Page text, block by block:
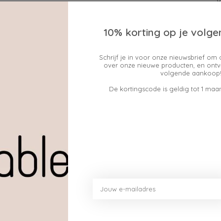
Geen producten
10% korting op je
Schrijf je in voor onze nieuwsbrief om
over onze nieuwe producten, en
volgende
De kortingscode is geldig tot 1